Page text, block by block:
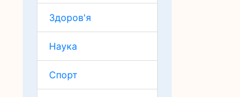
Здоров'я
Наука
Спорт